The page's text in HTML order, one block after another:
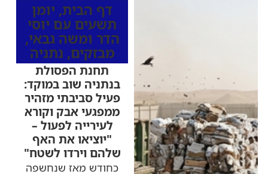
דף הבית,יומן
תשעים עם יוסי
הדר ומשה גבאי,
מבזקים,נתניה
תחנת הפסולת
בנתניה שוב במוקד:
פעיל סביבתי מזהיר
ממפגעי אבק וקורא
לעירייה לפעול –
"יוציאו את האף
שלהם וירדו לשטח"
כחודש מאז שנחשפה